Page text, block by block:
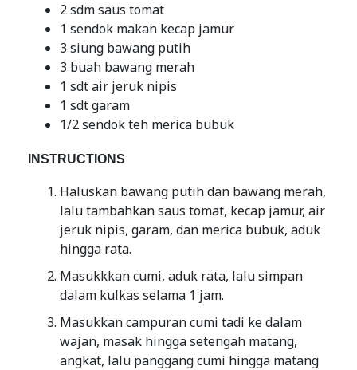
2 sdm saus tomat
1 sendok makan kecap jamur
3 siung bawang putih
3 buah bawang merah
1 sdt air jeruk nipis
1 sdt garam
1/2 sendok teh merica bubuk
INSTRUCTIONS
Haluskan bawang putih dan bawang merah,
lalu tambahkan saus tomat, kecap jamur, air
jeruk nipis, garam, dan merica bubuk, aduk
hingga rata.
Masukkkan cumi, aduk rata, lalu simpan
dalam kulkas selama 1 jam.
Masukkan campuran cumi tadi ke dalam
wajan, masak hingga setengah matang,
angkat, lalu panggang cumi hingga matang